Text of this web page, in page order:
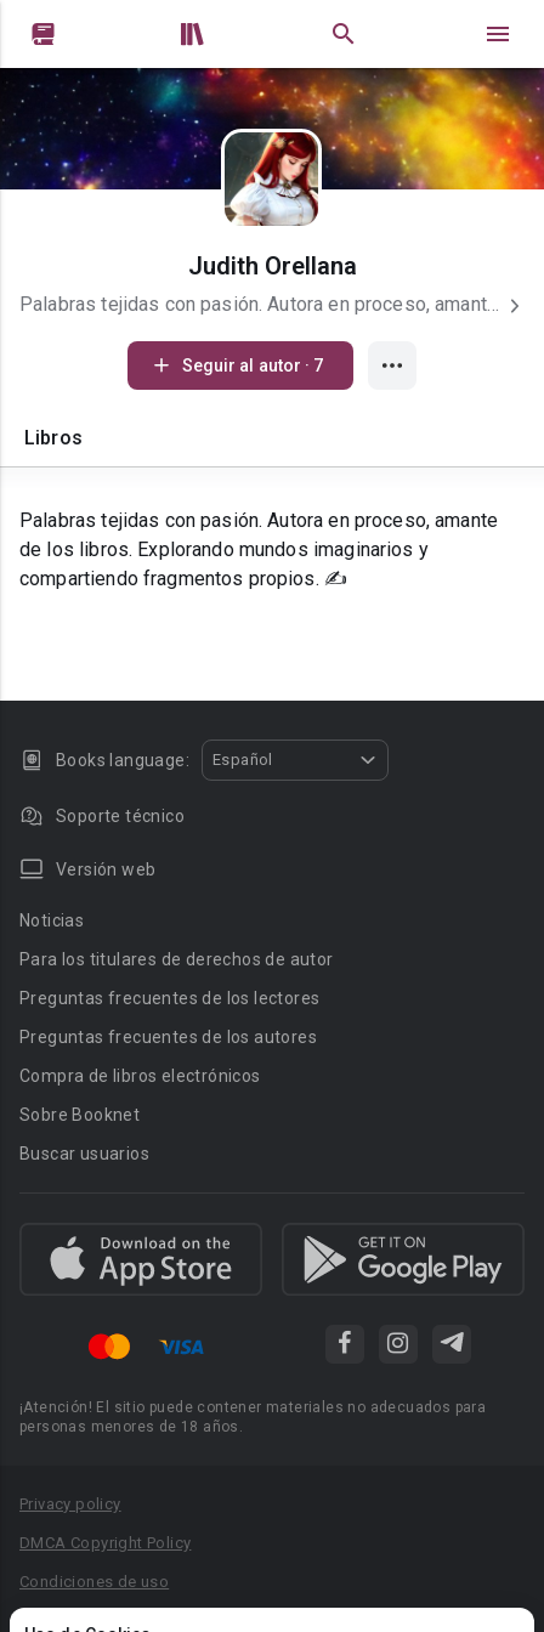
 
Judith Orellana
Palabras tejidas con pasión. Autora en proceso, amante de los libros. Explorando mundos imaginarios y compartiendo fragmentos propios. ✍️
Seguir al autor · 7
Libros
Palabras tejidas con pasión. Autora en proceso, amante
de los libros. Explorando mundos imaginarios y
compartiendo fragmentos propios. ✍️
Books language: Español
Soporte técnico
Versión web
Noticias
Para los titulares de derechos de autor
Preguntas frecuentes de los lectores
Preguntas frecuentes de los autores
Compra de libros electrónicos
Sobre Booknet
Buscar usuarios
¡Atención! El sitio puede contener materiales no adecuados para
personas menores de 18 años.
Privacy policy
DMCA Copyright Policy
Condiciones de uso